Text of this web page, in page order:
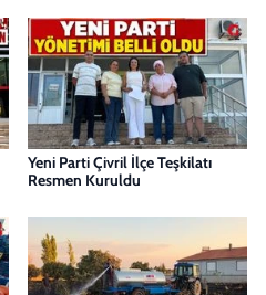
Yeni Parti Çivril İlçe Teşkilatı
Resmen Kuruldu